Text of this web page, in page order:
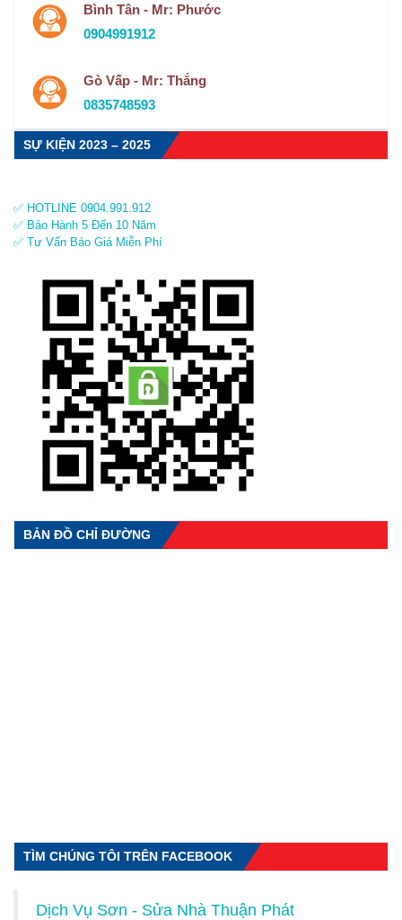
Bình Tân - Mr: Phước
0904991912
Gò Vấp - Mr: Thắng
0835748593
SỰ KIỆN 2023 – 2025
✅ HOTLINE 0904.991.912
✅ Bảo Hành 5 Đến 10 Năm
✅ Tư Vấn Báo Giá Miễn Phí
BẢN ĐỒ CHỈ ĐƯỜNG
TÌM CHÚNG TÔI TRÊN FACEBOOK
Dịch Vụ Sơn - Sửa Nhà Thuận Phát